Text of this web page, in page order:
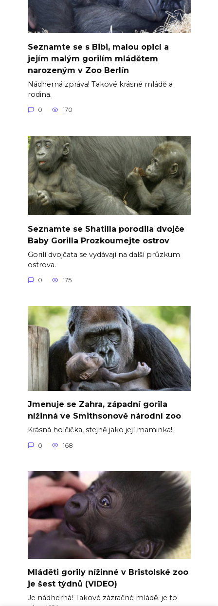
Seznamte se s Bibi, malou opicí a
jejím malým gorilím mládětem
narozeným v Zoo Berlín
Nádherná zpráva! Takové krásné mládě a
rodina.
0 170
Seznamte se Shatilla porodila dvojče
Baby Gorilla Prozkoumejte ostrov
Gorilí dvojčata se vydávají na další průzkum
ostrova.
0 175
Jmenuje se Zahra, západní gorila
nížinná ve Smithsonově národní zoo
Krásná holčička, stejně jako její maminka!
0 168
Mláděti gorily nížinné v Bristolské zoo
je šest týdnů (VIDEO)
Je nádherná! Takové zázračné mládě. je to